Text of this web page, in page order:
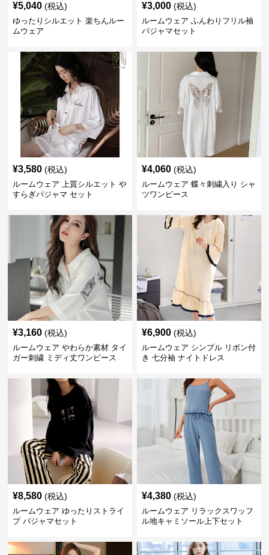
¥5,040 (税込)
ゆったりシルエット 楽ちんルー
ムウェア
¥3,000 (税込)
ルームウェア ふんわりフリル袖
パジャマセット
¥3,580 (税込)
ルームウェア 上質シルエット や
すらぎパジャマ セット
¥4,060 (税込)
ルームウェア 蝶々刺繍入り シャ
ツワンピース
¥3,160 (税込)
ルームウェア やわらか素材 タイ
ガー刺繍 ミディ丈ワンピース
¥6,900 (税込)
ルームウェア シンプル リボン付
き 七分袖 ナイトドレス
¥8,580 (税込)
ルームウェア ゆったりストライ
プ パジャマセット
¥4,380 (税込)
ルームウェア リラックスワッフ
ル地キャミソール上下セット